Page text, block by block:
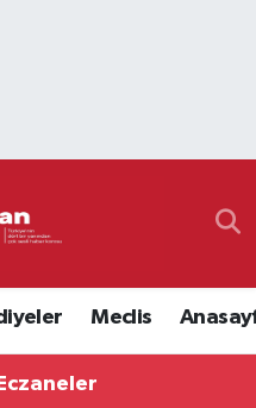
Meclis
ve Fikstür